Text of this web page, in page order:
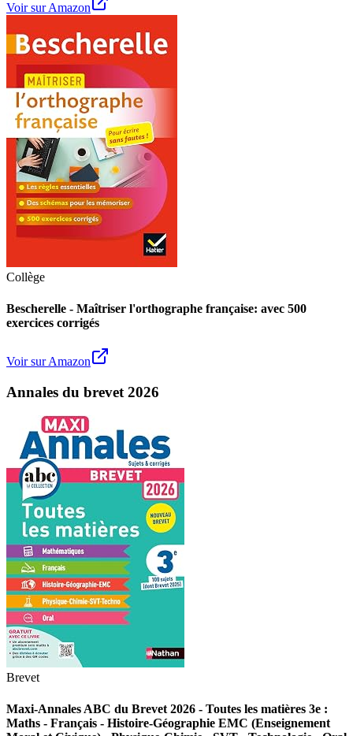
Voir sur Amazon
Collège
Bescherelle - Maîtriser l'orthographe française: avec 500
exercices corrigés
Voir sur Amazon
Annales du brevet 2026
Brevet
Maxi-Annales ABC du Brevet 2026 - Toutes les matières 3e :
Maths - Français - Histoire-Géographie EMC (Enseignement